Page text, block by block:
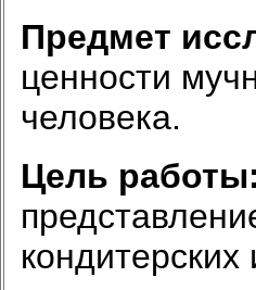
Предмет
ценности
человека.
Цель